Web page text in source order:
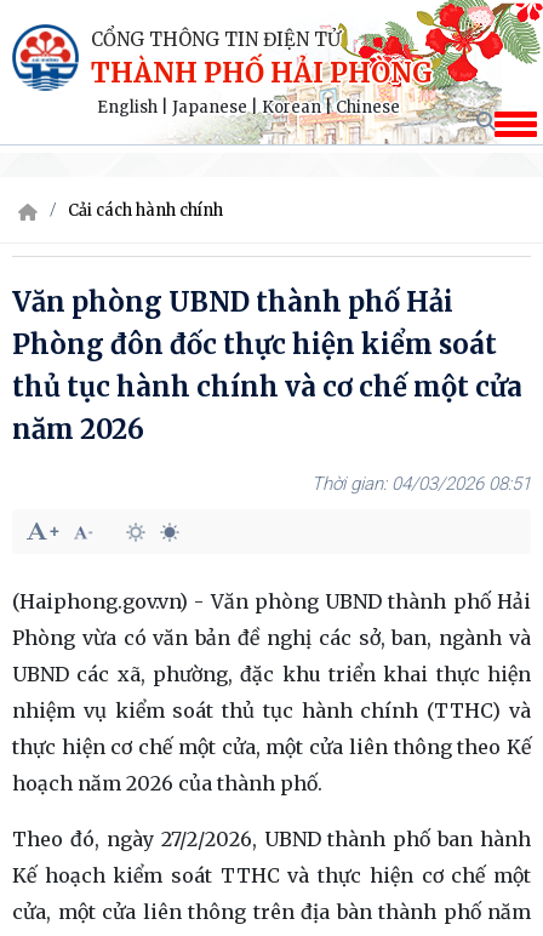
CỔNG THÔNG TIN ĐIỆN TỬ
THÀNH PHỐ HẢI PHÒNG
English Japanese|Korean|Chinese
Cải cách hành chính
Văn phòng UBND thành phố Hải
Phòng đôn đốc thực hiện kiểm soát
thủ tục hành chính và cơ chế một cửa
năm 2026
04/03/2026 08:51
(Haiphong.gov.vn) - Văn phòng UBND thành phố Hải
Phòng vừa có văn bản đề nghị các sở, ban, ngành và
UBND các xã, phường, đặc khu triển khai thực hiện
nhiệm vụ kiểm soát thủ tục hành chính (TTHC) và
thực hiện cơ chế một cửa, một cửa liên thông theo Kế
hoạch năm 2026 của thành phố.
Theo đó, ngày 27/2/2026, UBND thành phố ban hành
Kế hoạch kiểm soát TTHC và thực hiện cơ chế một
cửa, một cửa liên thông trên địa bàn thành phố năm